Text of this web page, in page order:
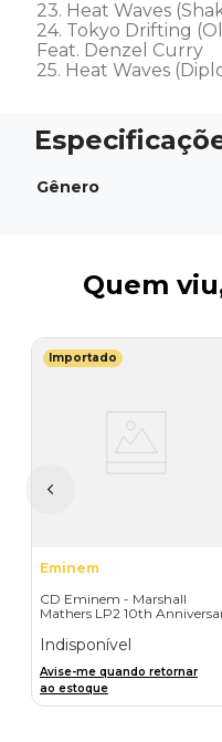
23. Heat Waves
24. Tokyo Drifting
Feat. Denzel Curry
25. Heat Waves
Gênero
Quem
Importado
Eminem
CD Eminem - Marshall
Mathers LP2 10th
Indisponível
Avise-me quando retornar
ao estoque